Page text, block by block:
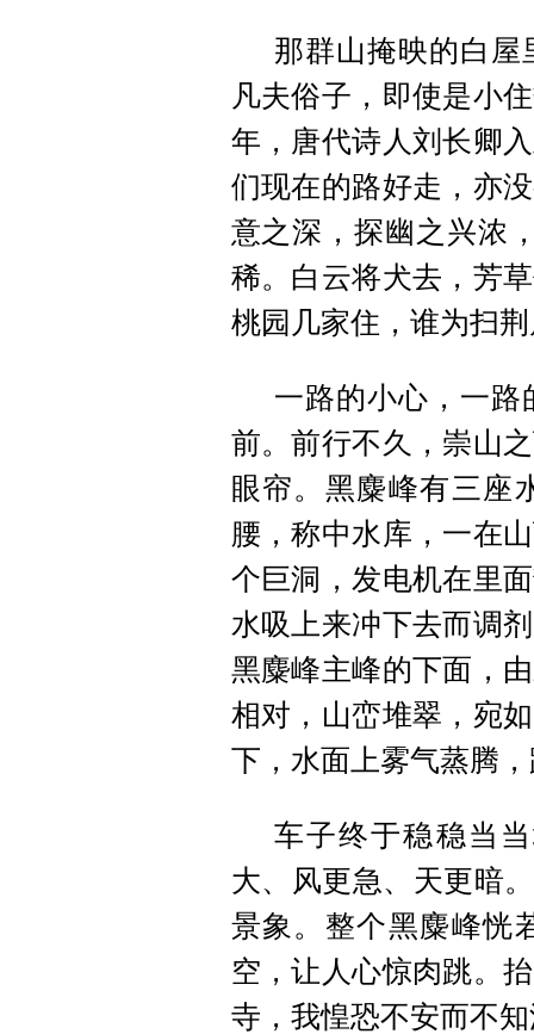
那群山掩映的白
凡夫俗子，即使是小
年，唐代诗人刘长卿
们现在的路好走，亦
意之深，探幽之兴浓
稀。白云将犬去，芳
桃园几家住，谁为扫荆
一路的小心，一
前。前行不久，崇山
眼帘。黑麋峰有三座
腰，称中水库，一在
个巨洞，发电机在里
水吸上来冲下去而调
黑麋峰主峰的下面，
相对，山峦堆翠，宛
下，水面上雾气蒸腾
车子终于稳稳当
大、风更急、天更暗
景象。整个黑麋峰恍
空，让人心惊肉跳。
寺，我惶恐不安而不